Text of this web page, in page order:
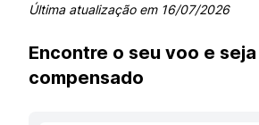
Última atualização em 16/07/2026
Encontre o seu voo e seja
compensado